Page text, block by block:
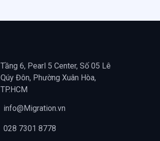
Tầng 6, Pearl 5 Center, Số 05 Lê
Qúy Đôn, Phường Xuân Hòa,
TP.HCM
info@Migration.vn
028 7301 8778